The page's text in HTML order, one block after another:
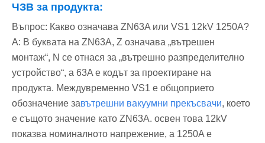
ЧЗВ за продукта:
Въпрос: Какво означава ZN63A или VS1 12kV 1250A?
A: В буквата на ZN63A, Z означава „вътрешен
монтаж“, N се отнася за „вътрешно разпределително
устройство“, а 63A е кодът за проектиране на
продукта. Междувременно VS1 е общоприето
обозначение завътрешни вакуумни прекъсвачи, което
е същото значение като ZN63A. освен това 12kV
показва номиналното напрежение, а 1250A е